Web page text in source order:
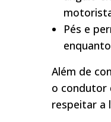
Pés e
Além de
o condutor
respeitar a